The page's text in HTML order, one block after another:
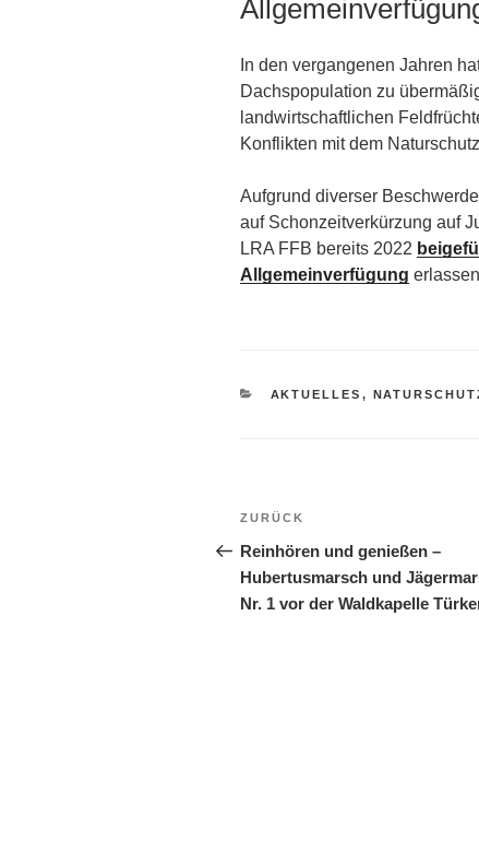
In den vergangenen Jahren
Dachspopulation zu
landwirtschaftlichen
Konflikten mit dem
Aufgrund diverser
auf Schonzeitverkürzung auf
LRA FFB bereits 2022
Allgemeinverfügung
KATEGORIEN
AKTUELLES ,
Beitragsnavigation
Vorheriger
Beitrag
ZURÜCK
Reinhören und genießen –
Hubertusmarsch und
Nr. 1 vor der Waldkapelle